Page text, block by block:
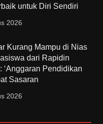
untuk Diri Sendiri
2026
Kurang Mampu di Nias
dari Rapidin
‘Anggaran Pendidikan
Sasaran
2026